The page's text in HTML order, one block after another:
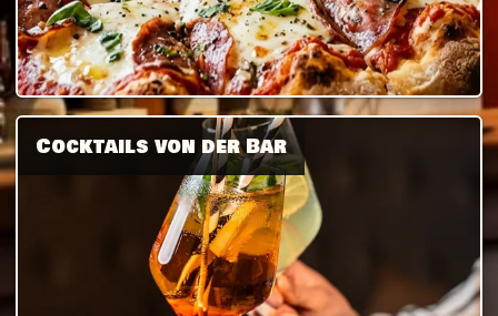
Cocktails von der Bar